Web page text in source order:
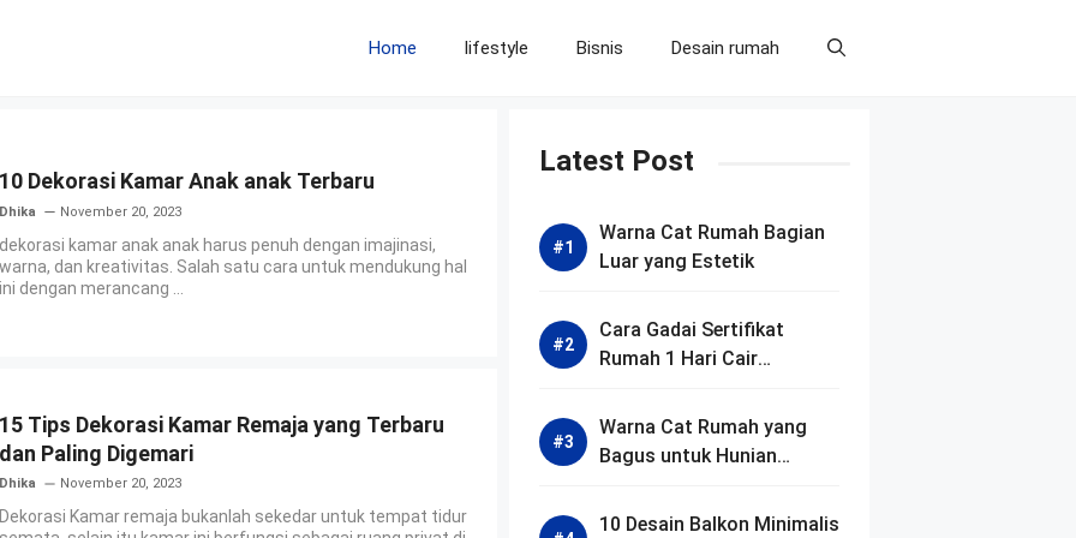
Home lifestyle Bisnis Desain rumah
10 Dekorasi Kamar Anak anak Terbaru
Dhika November 20, 2023
dekorasi kamar anak anak harus penuh dengan imajinasi,
warna, dan kreativitas. Salah satu cara untuk mendukung hal
ini dengan merancang ...
15 Tips Dekorasi Kamar Remaja yang Terbaru
dan Paling Digemari
Dhika November 20, 2023
Dekorasi Kamar remaja bukanlah sekedar untuk tempat tidur
Latest Post
Warna Cat Rumah Bagian
Luar yang Estetik
Cara Gadai Sertifikat
Rumah 1 Hari Cair
Warna Cat Rumah yang
Bagus untuk Hunian
10 Desain Balkon Minimalis